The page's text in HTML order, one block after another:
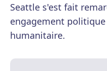
Seattle s'est fait
engagement
humanitaire.